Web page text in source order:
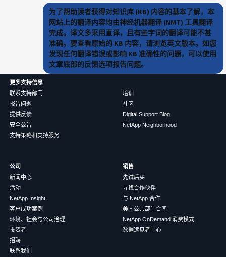
为了帮助读者获得对知识库 (KB) 内容的基本了解，本
网站上的翻译内容均由神经机器翻译 (NMT) 工具翻译
完成。译文多采用直译，且有些字词的翻译可能不甚
准确。要查看原始的 KB 内容，请浏览英文版本。如您
发现任何翻译错误或影响 KB 准确性的问题，可以使用
文章底部的反馈选项报告问题。
更多支持信息
联系支持部门
报告问题
提供反馈
安全公告
支持策略和支持服务
培训
社区
Digital Support Blog
NetApp Neighborhood
公司
新闻中心
活动
NetApp Insight
客户成功案例
环境、社会与公司治理
投资者
招聘
联系我们
销售
先试后买
寻找合作伙伴
与 NetApp 合作
美国公共部门合同
NetApp OnDemand 消费模式
数据远见者中心